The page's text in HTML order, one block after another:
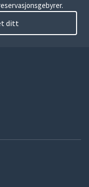
ditt